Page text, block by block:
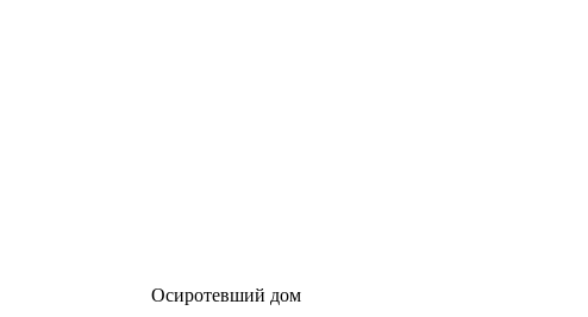
Осиротевший дом